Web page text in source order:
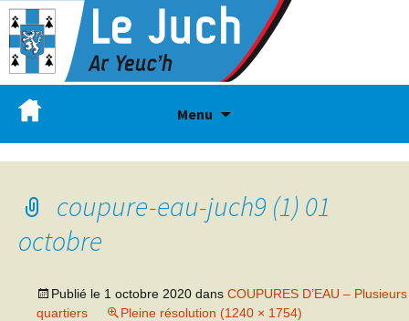
Menu
coupure-eau-juch9 (1) 01
octobre
Publié le 1 octobre 2020 dans COUPURES D’EAU – Plusieurs
quartiers
Pleine résolution (1240 × 1754)